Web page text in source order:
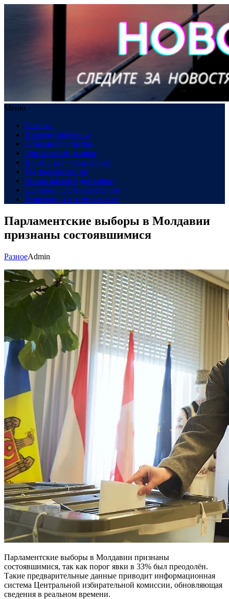
Меню
Главная
В сердце общества
Созидание и рынок
Финансовый компас
В пути: все о транспорте
Техно-революция
Рынок жилья в динамике
Здоровье под микроскопом
Инновации и возможности
Парламентские выборы в Молдавии
признаны состоявшимися
РазноеAdmin
Парламентские выборы в Молдавии признаны
состоявшимися, так как порог явки в 33% был преодолён.
Такие предварительные данные приводит информационная
система Центральной избирательной комиссии, обновляющая
сведения в реальном времени.